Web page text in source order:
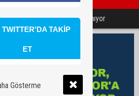
Akhisarspor'a hazırlanıyor
TWITTER'DA TAKİP
ET
Gösterme